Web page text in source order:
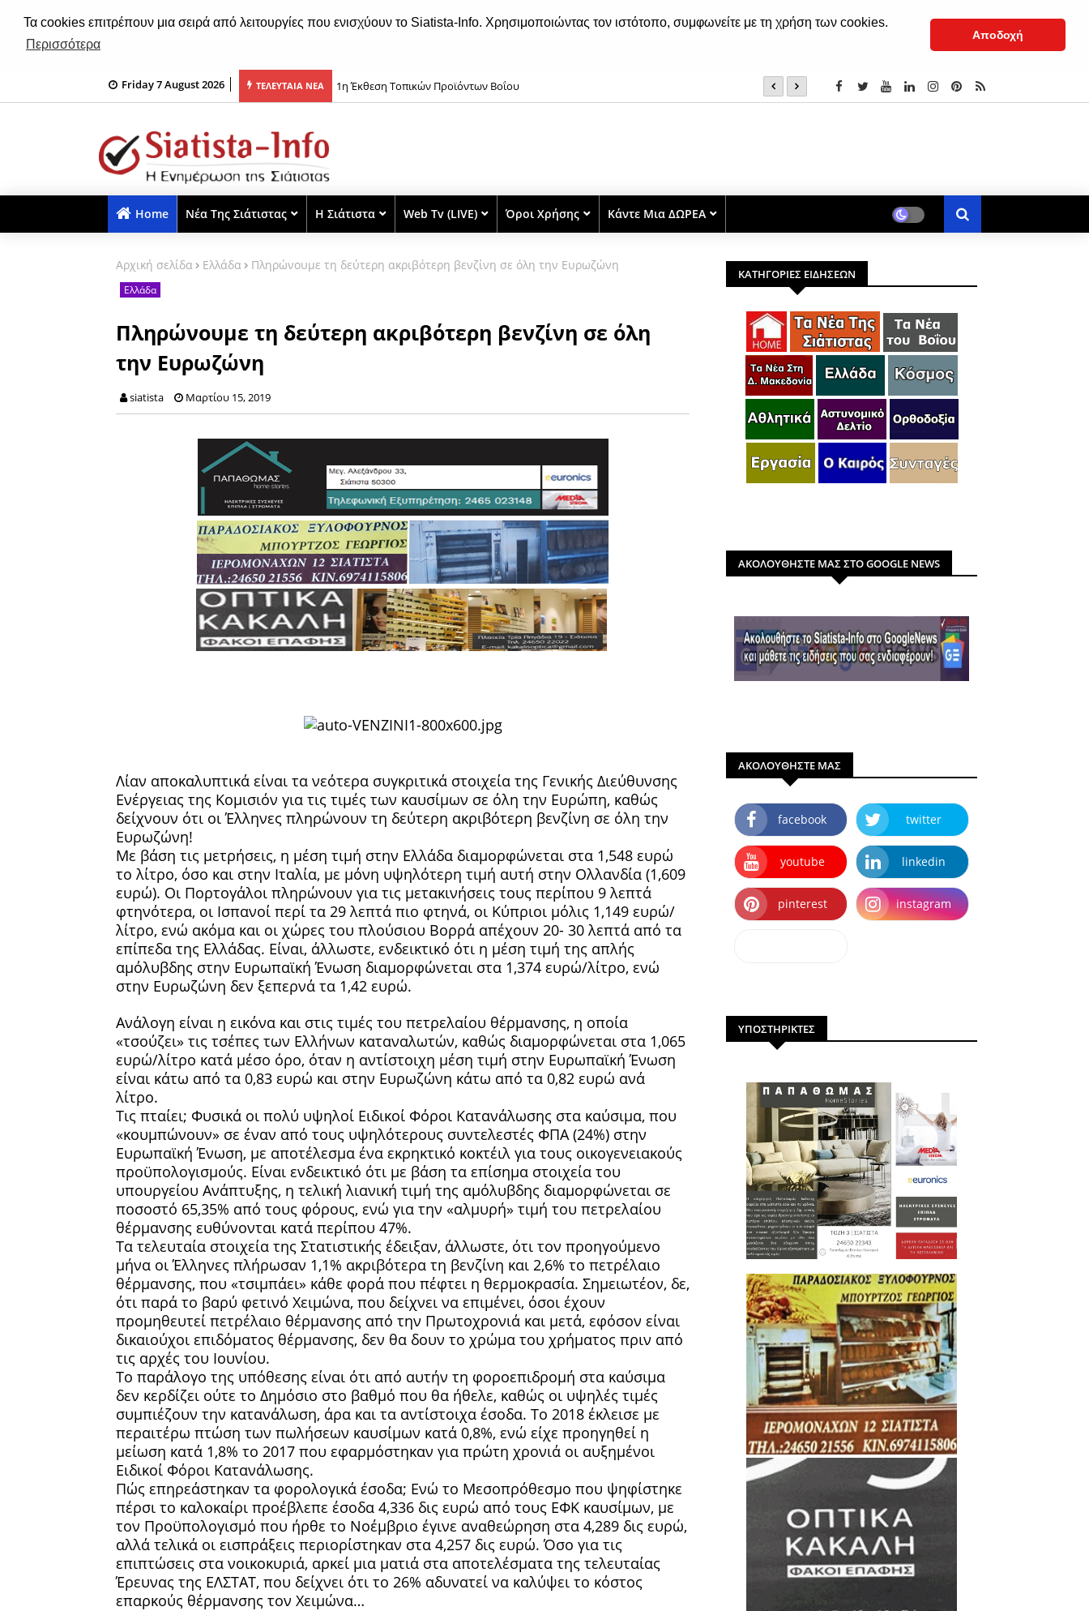
Τα cookies επιτρέπουν μια σειρά από λειτουργίες που ενισχύουν το Siatista-Info. Χρησιμοποιώντας τον ιστότοπο, συμφωνείτε με τη χρήση των cookies.
Περισσότερα
Αποδοχή
Friday 7 August 2026 ΤΕΛΕΥΤΑΙΑ ΝΕΑ
: Πολιτιστικό Καλοκαίρι- Παρασκευή 7 Αυγούστου
Ειδικός στον ύπνο εξηγεί γιατί το δυνατό φως το
Home Νέα Της Σιάτιστας Η Σιάτιστα Web Tv (LIVE) Όροι Χρήσης Κάντε Μια ΔΩΡΕΑ
Αρχική σελίδα Ελλάδα Πληρώνουμε τη δεύτερη ακριβότερη βενζίνη σε όλη την Ευρωζώνη
Ελλάδα
Πληρώνουμε τη δεύτερη ακριβότερη βενζίνη σε όλη
την Ευρωζώνη
siatista Μαρτίου 15, 2019
Λίαν αποκαλυπτικά είναι τα νεότερα συγκριτικά στοιχεία της Γενικής Διεύθυνσης
Ενέργειας της Κομισιόν για τις τιμές των καυσίμων σε όλη την Ευρώπη, καθώς
δείχνουν ότι οι Έλληνες πληρώνουν τη δεύτερη ακριβότερη βενζίνη σε όλη την
Ευρωζώνη!
Με βάση τις μετρήσεις, η μέση τιμή στην Ελλάδα διαμορφώνεται στα 1,548 ευρώ
το λίτρο, όσο και στην Ιταλία, με μόνη υψηλότερη τιμή αυτή στην Ολλανδία (1,609
ευρώ). Οι Πορτογάλοι πληρώνουν για τις μετακινήσεις τους περίπου 9 λεπτά
φτηνότερα, οι Ισπανοί περί τα 29 λεπτά πιο φτηνά, οι Κύπριοι μόλις 1,149 ευρώ/
λίτρο, ενώ ακόμα και οι χώρες του πλούσιου Βορρά απέχουν 20- 30 λεπτά από τα
επίπεδα της Ελλάδας. Είναι, άλλωστε, ενδεικτικό ότι η μέση τιμή της απλής
αμόλυβδης στην Ευρωπαϊκή Ένωση διαμορφώνεται στα 1,374 ευρώ/λίτρο, ενώ
στην Ευρωζώνη δεν ξεπερνά τα 1,42 ευρώ.
Ανάλογη είναι η εικόνα και στις τιμές του πετρελαίου θέρμανσης, η οποία
«τσούζει» τις τσέπες των Ελλήνων καταναλωτών, καθώς διαμορφώνεται στα 1,065
ευρώ/λίτρο κατά μέσο όρο, όταν η αντίστοιχη μέση τιμή στην Ευρωπαϊκή Ένωση
είναι κάτω από τα 0,83 ευρώ και στην Ευρωζώνη κάτω από τα 0,82 ευρώ ανά
λίτρο.
Τις πταίει; Φυσικά οι πολύ υψηλοί Ειδικοί Φόροι Κατανάλωσης στα καύσιμα, που
«κουμπώνουν» σε έναν από τους υψηλότερους συντελεστές ΦΠΑ (24%) στην
Ευρωπαϊκή Ένωση, με αποτέλεσμα ένα εκρηκτικό κοκτέιλ για τους οικογενειακούς
προϋπολογισμούς. Είναι ενδεικτικό ότι με βάση τα επίσημα στοιχεία του
υπουργείου Ανάπτυξης, η τελική λιανική τιμή της αμόλυβδης διαμορφώνεται σε
ποσοστό 65,35% από τους φόρους, ενώ για την «αλμυρή» τιμή του πετρελαίου
θέρμανσης ευθύνονται κατά περίπου 47%.
Τα τελευταία στοιχεία της Στατιστικής έδειξαν, άλλωστε, ότι τον προηγούμενο
μήνα οι Έλληνες πλήρωσαν 1,1% ακριβότερα τη βενζίνη και 2,6% το πετρέλαιο
θέρμανσης, που «τσιμπάει» κάθε φορά που πέφτει η θερμοκρασία. Σημειωτέον, δε,
ότι παρά το βαρύ φετινό Χειμώνα, που δείχνει να επιμένει, όσοι έχουν
προμηθευτεί πετρέλαιο θέρμανσης από την Πρωτοχρονιά και μετά, εφόσον είναι
δικαιούχοι επιδόματος θέρμανσης, δεν θα δουν το χρώμα του χρήματος πριν από
τις αρχές του Ιουνίου.
Το παράλογο της υπόθεσης είναι ότι από αυτήν τη φοροεπιδρομή στα καύσιμα
δεν κερδίζει ούτε το Δημόσιο στο βαθμό που θα ήθελε, καθώς οι υψηλές τιμές
συμπιέζουν την κατανάλωση, άρα και τα αντίστοιχα έσοδα. Το 2018 έκλεισε με
περαιτέρω πτώση των πωλήσεων καυσίμων κατά 0,8%, ενώ είχε προηγηθεί η
μείωση κατά 1,8% το 2017 που εφαρμόστηκαν για πρώτη χρονιά οι αυξημένοι
Ειδικοί Φόροι Κατανάλωσης.
Πώς επηρεάστηκαν τα φορολογικά έσοδα; Ενώ το Μεσοπρόθεσμο που ψηφίστηκε
πέρσι το καλοκαίρι προέβλεπε έσοδα 4,336 δις ευρώ από τους ΕΦΚ καυσίμων, με
τον Προϋπολογισμό που ήρθε το Νοέμβριο έγινε αναθεώρηση στα 4,289 δις ευρώ,
αλλά τελικά οι εισπράξεις περιορίστηκαν στα 4,257 δις ευρώ. Όσο για τις
επιπτώσεις στα νοικοκυριά, αρκεί μια ματιά στα αποτελέσματα της τελευταίας
Έρευνας της ΕΛΣΤΑΤ, που δείχνει ότι το 26% αδυνατεί να καλύψει το κόστος
επαρκούς θέρμανσης τον Χειμώνα…
ΚΑΤΗΓΟΡΙΕΣ ΕΙΔΗΣΕΩΝ
ΑΚΟΛΟΥΘΗΣΤΕ ΜΑΣ ΣΤΟ GOOGLE NEWS
ΑΚΟΛΟΥΘΗΣΤΕ ΜΑΣ
facebook twitter
youtube linkedin
pinterest instagram
ΥΠΟΣΤΗΡΙΚΤΕΣ